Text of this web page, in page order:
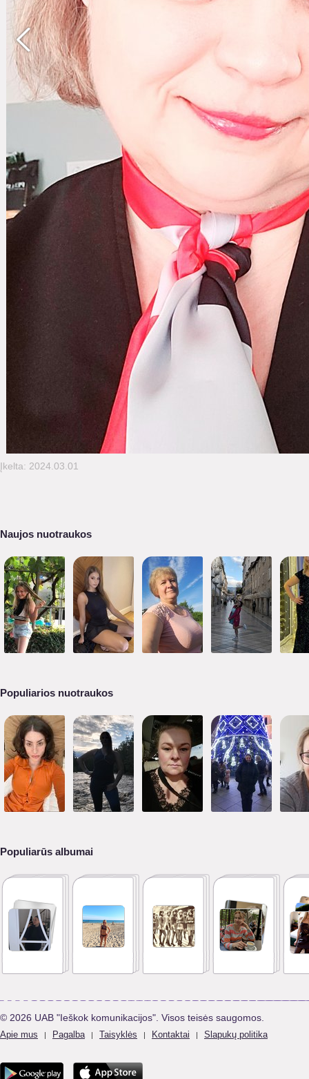
Įkelta: 2024.03.01
Naujos nuotraukos
Populiarios nuotraukos
Populiarūs albumai
© 2026 UAB "Ieškok komunikacijos". Visos teisės saugomos.
Apie mus | Pagalba | Taisyklės | Kontaktai | Slapukų politika